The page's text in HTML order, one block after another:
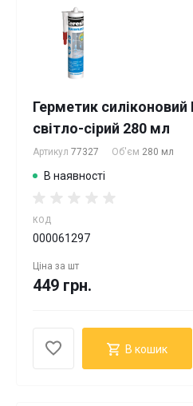
Герметик
світло-сірий 280 мл
Артикул 77327 Об'єм 280 мл
В наявності
КОД
000061297
Ціна за шт
449 грн.
В кошик